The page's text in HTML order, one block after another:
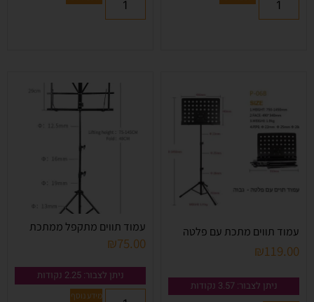
עמוד תווים מתכת עם פלטה
₪119.00
ניתן לצבור: 3.57 נקודות
עמוד תווים מתקפל ממתכת
₪75.00
ניתן לצבור: 2.25 נקודות
מידע נוסף